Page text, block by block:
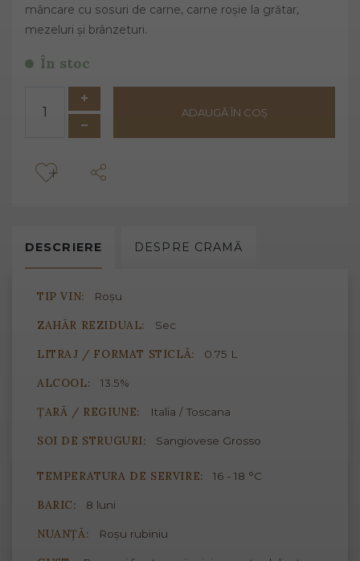
mâncare cu sosuri de carne, carne roșie la grătar,
mezeluri și brânzeturi.
În stoc
ADAUGĂ ÎN COȘ
DESCRIERE DESPRE CRAMĂ
TIP VIN: Roșu
ZAHĂR REZIDUAL: Sec
LITRAJ / FORMAT STICLĂ: 0.75 L
ALCOOL: 13.5%
ȚARĂ / REGIUNE: Italia / Toscana
SOI DE STRUGURI: Sangiovese Grosso
TEMPERATURA DE SERVIRE: 16 - 18 °C
BARIC: 8 luni
NUANȚĂ: Roșu rubiniu